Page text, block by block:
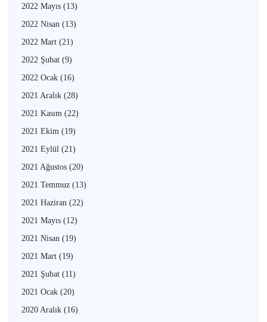
2022 Mayıs (13)
2022 Nisan (13)
2022 Mart (21)
2022 Şubat (9)
2022 Ocak (16)
2021 Aralık (28)
2021 Kasım (22)
2021 Ekim (19)
2021 Eylül (21)
2021 Ağustos (20)
2021 Temmuz (13)
2021 Haziran (22)
2021 Mayıs (12)
2021 Nisan (19)
2021 Mart (19)
2021 Şubat (11)
2021 Ocak (20)
2020 Aralık (16)